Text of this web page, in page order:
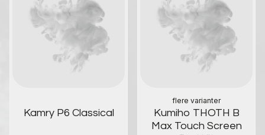
Kamry P6 Classical
Kontakt oss
flere varianter
Kumiho THOTH B
Max Touch Screen
Kontakt oss